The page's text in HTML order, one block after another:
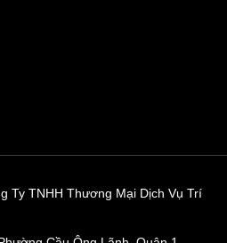
quyền, bền bỉ, chính xác
AW0079-13X chiếm ưu thế
Eco-Drive lên đến 10 năm.
Ty TNHH Thương Mại Dịch Vụ Trí